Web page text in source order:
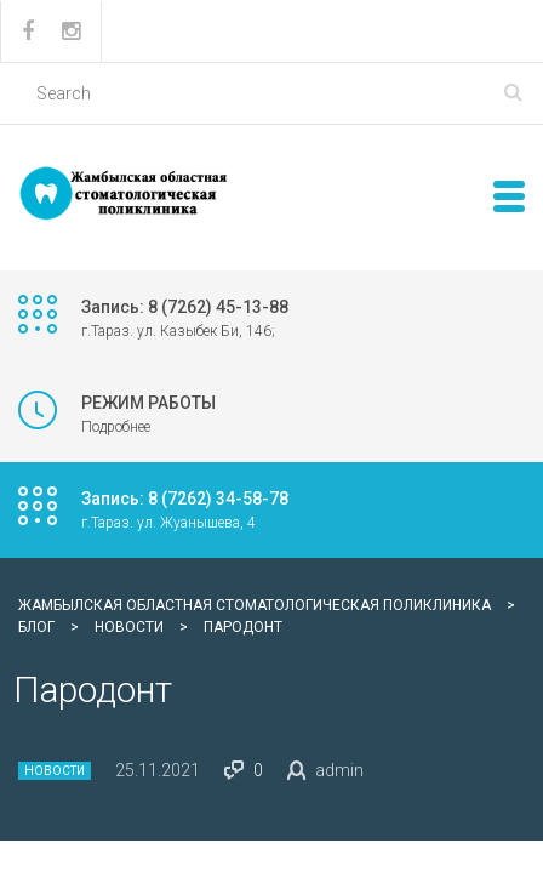
Запись: 8 (7262) 45-13-88
г.Тараз. ул. Казыбек Би, 146;
РЕЖИМ РАБОТЫ
Подробнее
Запись: 8 (7262) 34-58-78
г.Тараз. ул. Жуанышева, 4
ЖАМБЫЛСКАЯ ОБЛАСТНАЯ СТОМАТОЛОГИЧЕСКАЯ ПОЛИКЛИНИКА
>
БЛОГ
> НОВОСТИ > ПАРОДОНТ
Пародонт
НОВОСТИ 25.11.2021 0 admin